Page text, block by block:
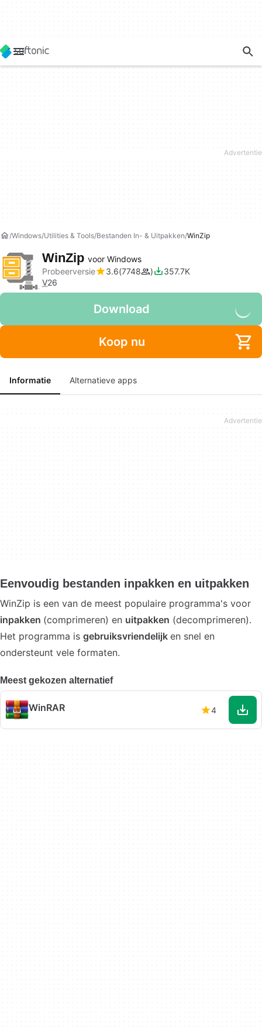
Windows Utilities & Tools Bestanden In- & Uitpakken WinZip
WinZip voor Windows
Probeerversie
3.6 7748
357.7K
V26
Download
Koop nu
Informatie Alternatieve apps
Eenvoudig bestanden inpakken en uitpakken
WinZip is een van de meest populaire programma's voor
inpakken (comprimeren) en uitpakken (decomprimeren).
Het programma is gebruiksvriendelijk en snel en
ondersteunt vele formaten.
Meest gekozen alternatief
WinRAR 4